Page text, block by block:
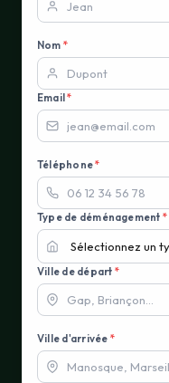
Nom *
Email*
Téléphone*
Type de déménagement *
Ville de départ *
Ville d'arrivée *